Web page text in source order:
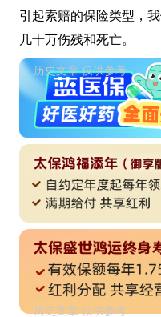
引起索赔的保险类型，
几十万伤残和死亡。